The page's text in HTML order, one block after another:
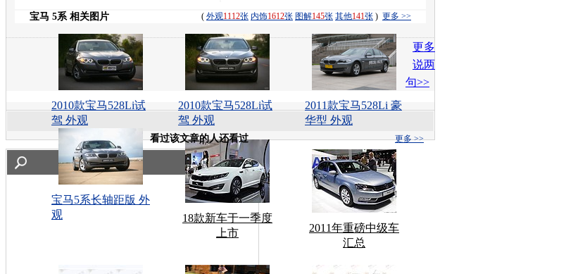
曝光
( 外观1112张 内饰1612张 图解145张 其他141张 ) 更多 >>
宝马 5系 相关图片
2010款宝马528Li试
驾 外观
2010款宝马528Li试
驾 外观
2011款宝马528Li 豪
华型 外观
宝马5系长轴距版 外
观
更多
说两
句>>
更多 >>
看过该文章的人还看过
18款新车于一季度
上市
2011年重磅中级车
汇总